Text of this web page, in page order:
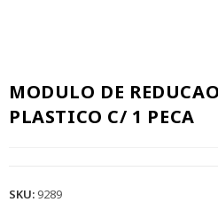
MODULO DE
PLASTICO C/ 1 PECA
SKU:9289